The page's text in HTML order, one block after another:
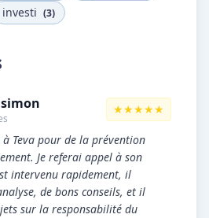
investi (3)
★★★★★
à Teva pour de la prévention
Je referai appel à son
intervenu rapidement, il
de bons conseils, et il
sur la responsabilité du